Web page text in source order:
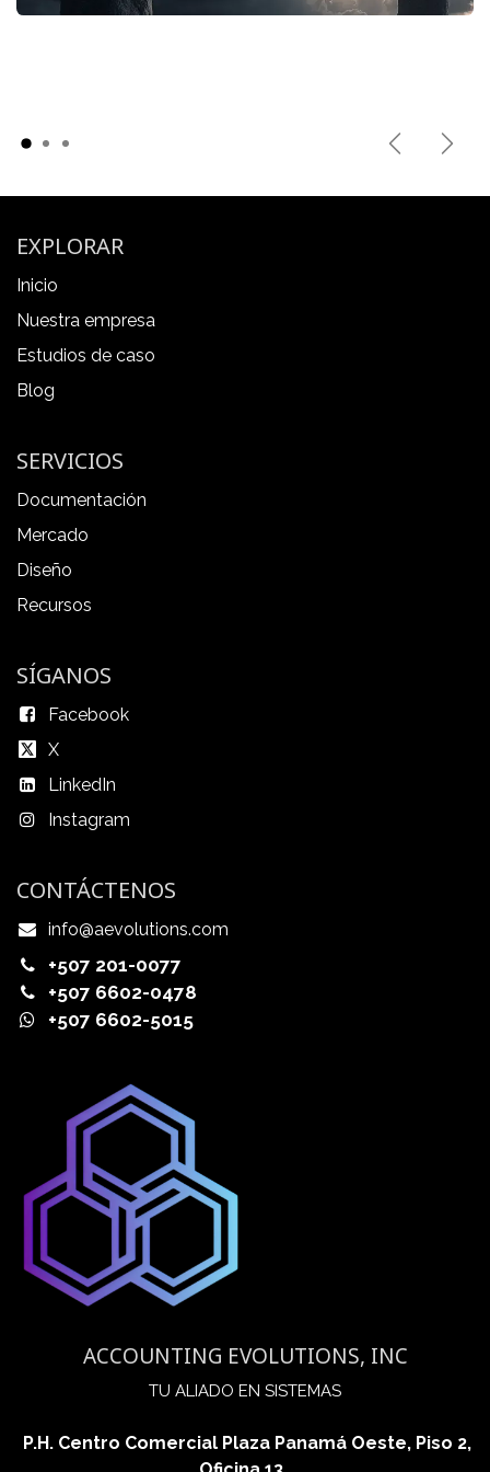
PreviousNext
EXPLORAR
Inicio
Nuestra empresa
Estudios de caso
Blog
SERVICIOS
Documentación
Mercado
Diseño
Recursos
SÍGANOS
Facebook
X
LinkedIn
Instagram
CONTÁCTENOS
info@aevolutions.com
+507 201-0077
+507 6602-0478
+507 6602-5015
ACCOUNTING EVOLUTIONS, INC
​TU ALIADO EN SISTEMAS
P.H. Centro Comercial Plaza Panamá Oeste, Piso 2,